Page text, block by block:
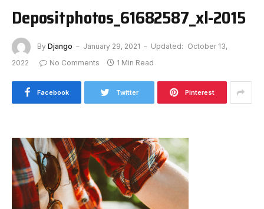
Depositphotos_61682587_xl-2015
By Django January 29, 2021 Updated: October 13,
2022
No Comments 1 Min Read
Facebook Twitter Pinterest